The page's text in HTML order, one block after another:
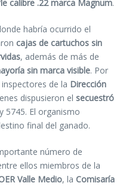
calibre .22 marca Magnum.
habría ocurrido el
cajas de cartuchos sin
, además de más de
sin marca visible. Por
de la Dirección
dispusieron el secuestró
5745. El organismo
final del ganado.
número de
ellos miembros de la
Valle Medio, la Comisaría